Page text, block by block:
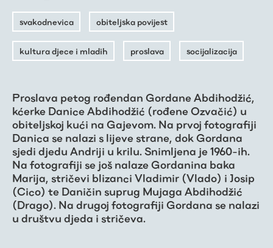
svakodnevica obiteljska povijest
kultura djece i mladih proslava socijalizacija
Proslava petog rođendan Gordane Abdihodžić,
kćerke Danice Abdihodžić (rođene Ozvačić) u
obiteljskoj kući na Gajevom. Na prvoj fotografiji
Danica se nalazi s lijeve strane, dok Gordana
sjedi djedu Andriji u krilu. Snimljena je 1960-ih.
Na fotografiji se još nalaze Gordanina baka
Marija, stričevi blizanci Vladimir (Vlado) i Josip
(Cico) te Daničin suprug Mujaga Abdihodžić
(Drago). Na drugoj fotografiji Gordana se nalazi
u društvu djeda i stričeva.